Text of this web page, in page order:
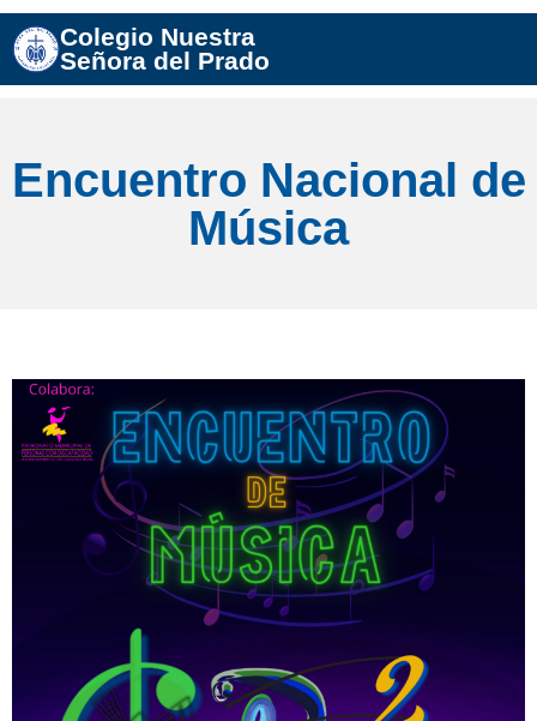
Colegio Nuestra
Señora del Prado
Encuentro Nacional de
Música